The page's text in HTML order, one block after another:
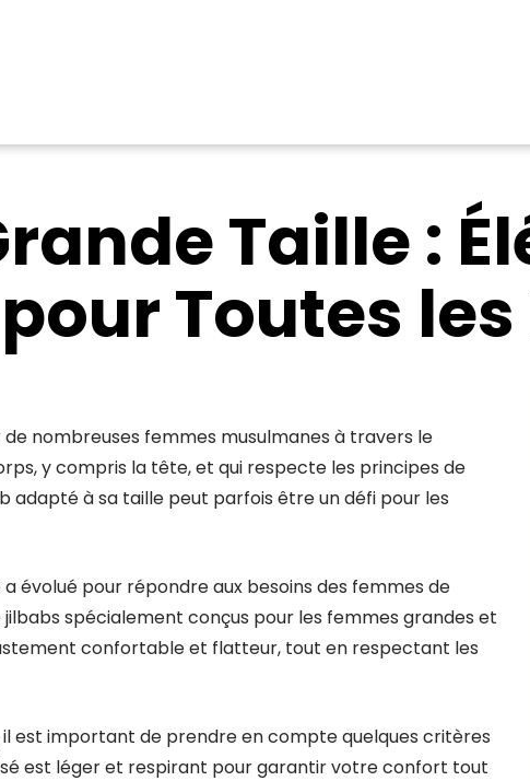
Taille :
Toutes
nombreuses femmes musulmanes à travers le
y compris la tête, et qui respecte les principes de
adapté à sa taille peut parfois être un défi pour les
évolué pour répondre aux besoins des femmes de
jilbabs spécialement conçus pour les femmes grandes et
confortable et flatteur, tout en respectant les
est important de prendre en compte quelques critères
est léger et respirant pour garantir votre confort tout